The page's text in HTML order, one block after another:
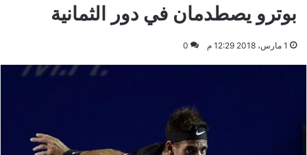
بوترو يصطدمان في دور الثمانية
1 مارس، 2018 12:29 م 0